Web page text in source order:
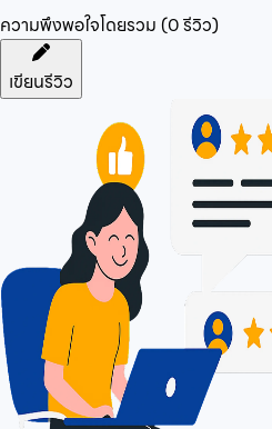
ความพึงพอใจโดยรวม (0รีวิว)
เขียนรีวิว